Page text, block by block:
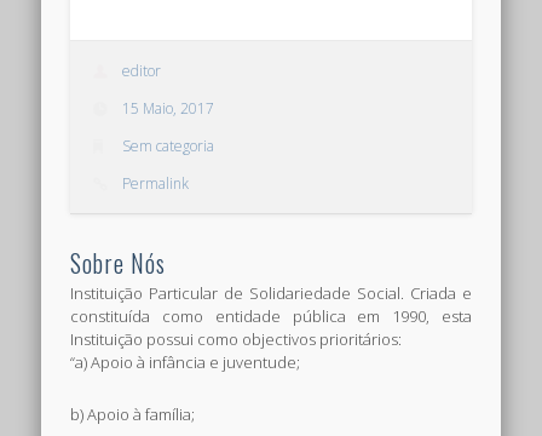
editor
15 Maio, 2017
Sem categoria
Permalink
Sobre Nós
Instituição Particular de Solidariedade Social. Criada e
constituída como entidade pública em 1990, esta
Instituição possui como objectivos prioritários:
“a) Apoio à infância e juventude;
b) Apoio à família;